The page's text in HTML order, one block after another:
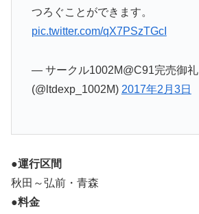
つろぐことができます。
pic.twitter.com/qX7PSzTGcI
— サークル1002M@C91完売御礼
(@ltdexp_1002M) 2017年2月3日
●運行区間
秋田～弘前・青森
●料金